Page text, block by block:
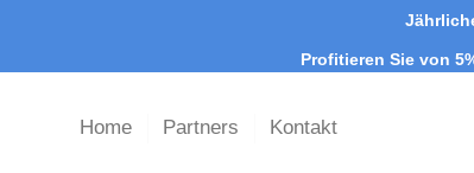
Profitieren Sie von
Home Partners Kontakt